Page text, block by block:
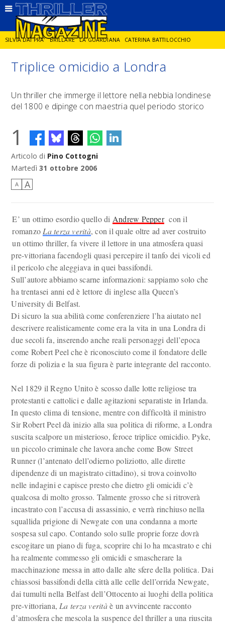
SILVIA DAI PRA' BRILLARE LA GUARDIANA CATERINA BATTILOCCHIO
JORGE DIAZ LA SPIA DELITTO IN CORNICE GIANCARLO DE CATALDO
DIEGO ZANDEL GLI ANNI DI PIETRA
Triplice omicidio a Londra
Un thriller che immerge il lettore nella nebbia londinese
del 1800 e dipinge con maestria quel periodo storico
1
Articolo di Pino Cottogni
Martedì 31 ottobre 2006
A A
E’ un ottimo esordio quello di Andrew Peppercon il
romanzo La terza verità, con il quale oltre ad aver costruito
un ottimo thriller, fa vivere il lettore in una atmosfera quasi
pre-vittoriana facendogli quasi percepire il tanfo dei vicoli ed
il pericolo che aleggiava in quei bassifondi.
Sull’autore abbiamo scarne informazioni: sappiamo solo che
ha trentasei anni ed è lettore di inglese alla Queen’s
University di Belfast.
Di sicuro la sua abilità come conferenziere l’ha aiutato nel
descrivere realisticamente come era la vita in una Londra di
due secoli fa, inserendo anche reali personaggi dell’epoca
come Robert Peel che è riconosciuto come il fondatore delle
forze di polizia e la sua figura è parte integrante del racconto.
Nel 1829 il Regno Unito è scosso dalle lotte religiose tra
protestanti e cattolici e dalle agitazioni separatiste in Irlanda.
In questo clima di tensione, mentre con difficoltà il ministro
Sir Robert Peel dà inizio alla sua politica di riforme, a Londra
suscita scalpore un misterioso, feroce triplice omicidio. Pyke,
un piccolo criminale che lavora anche come Bow Street
Runner (l’antenato dell’odierno poliziotto, alle dirette
dipendenze di un magistrato cittadino), si trova coinvolto
nelle indagini e capisce presto che dietro gli omicidi c’è
qualcosa di molto grosso. Talmente grosso che si ritroverà
incastrato con l’accusa di assassinio, e verrà rinchiuso nella
squallida prigione di Newgate con una condanna a morte
sospesa sul capo. Contando solo sulle proprie forze dovrà
escogitare un piano di fuga, scoprire chi lo ha mcastrato e chi
ha realmente commesso gli omicidi e smascherare la
macchinazione messa in atto dalle alte sfere della politica. Dai
chiassosi bassifondi della città alle celle dell’orrida Newgate,
dai tumulti nella Belfast dell’Ottocento ai luoghi della politica
pre-vittoriana, La terza veritàè un avvincente racconto
d’atmosfera che mescola la suspence del thriller a una riuscita